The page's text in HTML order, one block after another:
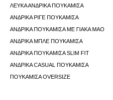
ΛΕΥΚΆ ΑΝΔΡΙΚΆ ΠΟΥΚΆΜΙΣΑ
ΑΝΔΡΙΚΆ ΡΙΓΈ ΠΟΥΚΆΜΙΣΑ
ΑΝΔΡΙΚΆ ΠΟΥΚΆΜΙΣΑ ΜΕ ΓΙΑΚΆ ΜΆΟ
ΑΝΔΡΙΚΆ ΜΠΛΕ ΠΟΥΚΆΜΙΣΑ
ΑΝΔΡΙΚΆ ΠΟΥΚΆΜΙΣΑ SLIM FIT
ΑΝΔΡΙΚΆ CASUAL ΠΟΥΚΆΜΙΣΑ
ΠΟΥΚΆΜΙΣΑ ΟVERSIZE